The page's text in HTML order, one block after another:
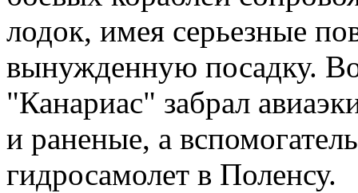
лодок, имея серьезные
вынужденную посадку.
"Канариас" забрал
и раненые, а
гидросамолет в Поленсу.